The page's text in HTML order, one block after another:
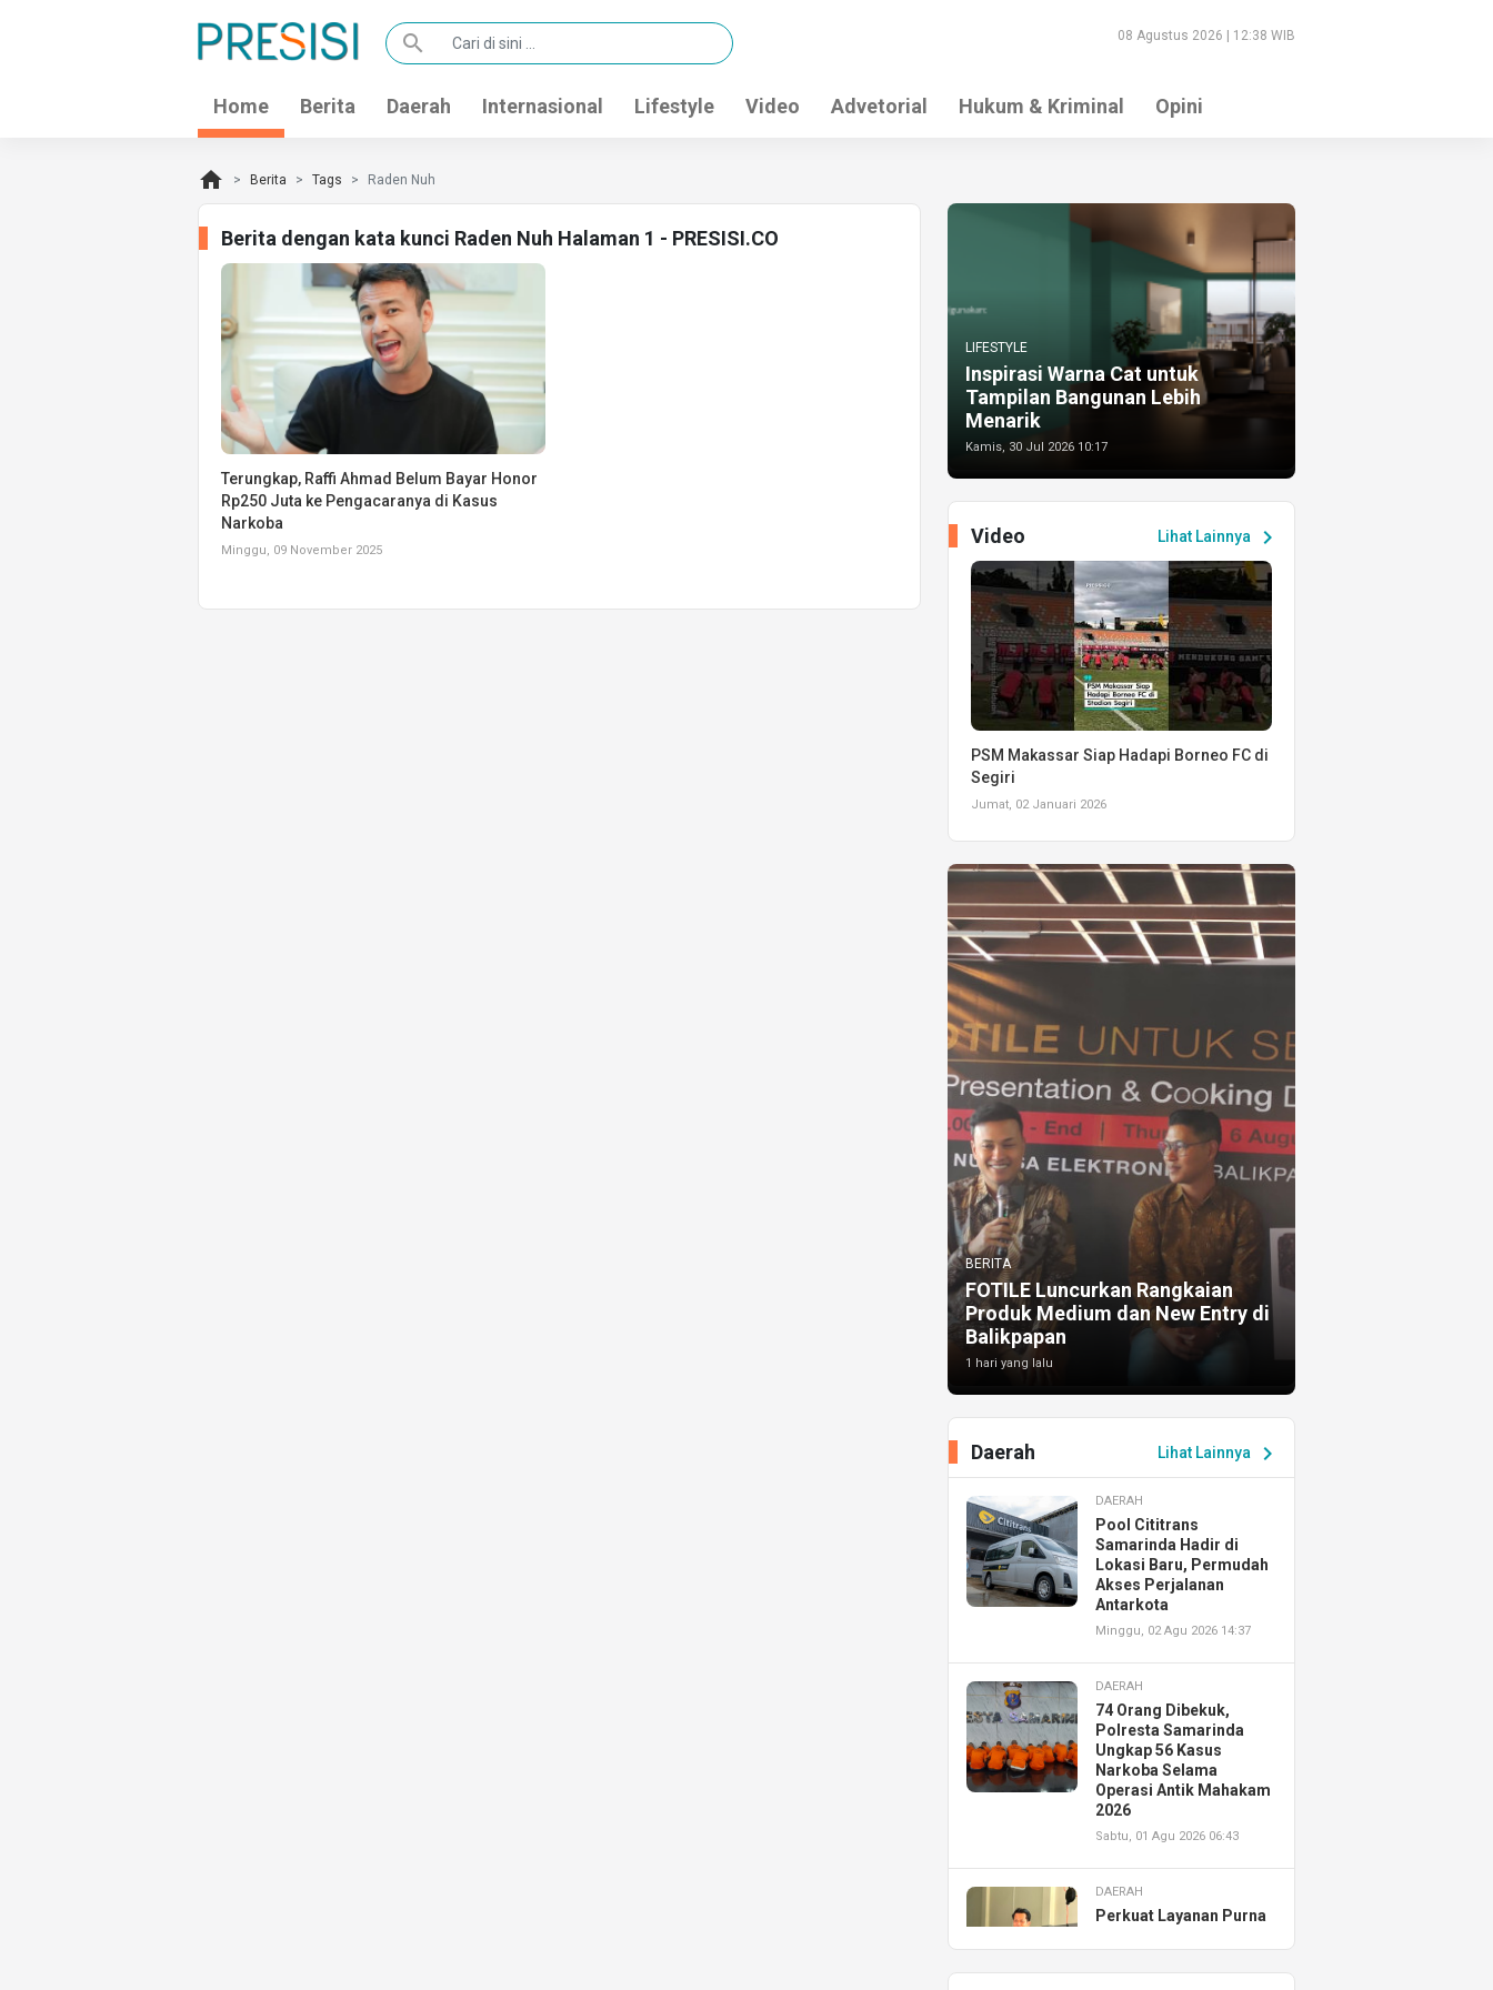
search 08 Agustus 2026 | 12:38 WIB
Home Berita Daerah Internasional Lifestyle Video Advetorial Hukum & Kriminal Opini
home Berita Tags Raden Nuh
Berita dengan kata kunci Raden Nuh Halaman 1 - PRESISI.CO
Terungkap, Raffi Ahmad Belum Bayar Honor
Rp250 Juta ke Pengacaranya di Kasus
Narkoba
Minggu, 09 November 2025
LIFESTYLE
Inspirasi Warna Cat untuk
Tampilan Bangunan Lebih
Menarik
Kamis, 30 Jul 2026 10:17
Lihat Lainnya chevron_right
Video
PSM Makassar Siap Hadapi Borneo FC di
Segiri
Jumat, 02 Januari 2026
BERITA
FOTILE Luncurkan Rangkaian
Produk Medium dan New Entry di
Balikpapan
1 hari yang lalu
Lihat Lainnya chevron_right
Daerah
DAERAH
Pool Cititrans
Samarinda Hadir di
Lokasi Baru, Permudah
Akses Perjalanan
Antarkota
Minggu, 02 Agu 2026 14:37
DAERAH
74 Orang Dibekuk,
Polresta Samarinda
Ungkap 56 Kasus
Narkoba Selama
Operasi Antik Mahakam
2026
Sabtu, 01 Agu 2026 06:43
DAERAH
Perkuat Layanan Purna
Resmikan AHASS